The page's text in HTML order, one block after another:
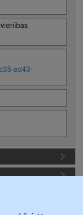
ad43-